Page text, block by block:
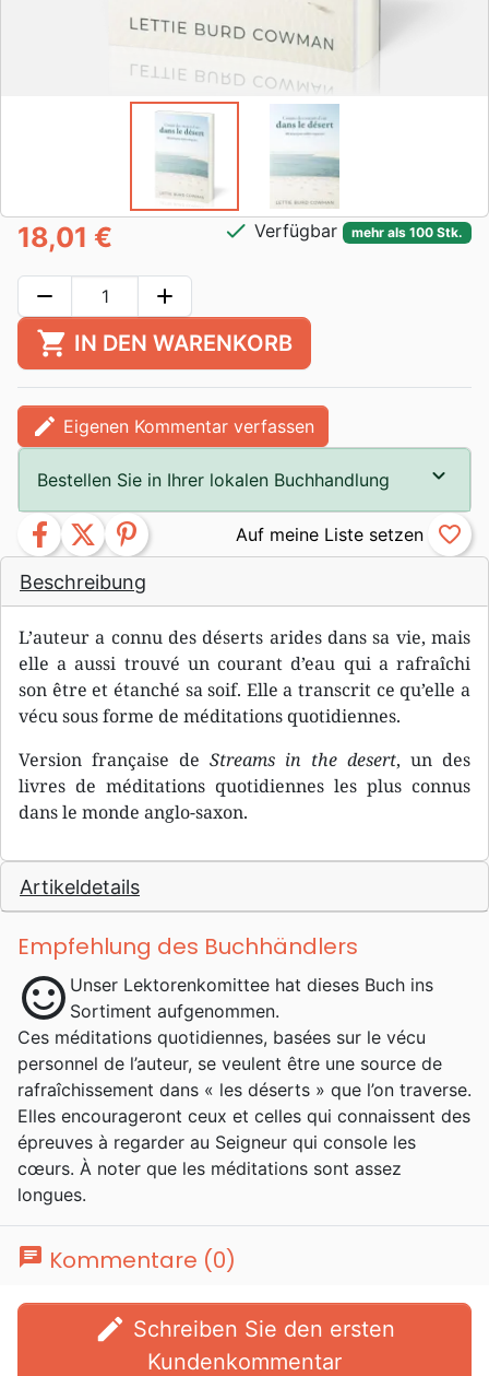
Beschreibung
L’auteur a connu des déserts arides dans sa vie, mais
elle a aussi trouvé un courant d’eau qui a rafraîchi
son être et étanché sa soif. Elle a transcrit ce qu’elle a
vécu sous forme de méditations quotidiennes.
Version française de Streams in the desert, un des
livres de méditations quotidiennes les plus connus
dans le monde anglo-saxon.
Artikeldetails
Empfehlung des Buchhändlers
sentiment_satisfied Unser Lektorenkomittee hat dieses Buch ins
Sortiment aufgenommen.
Ces méditations quotidiennes, basées sur le vécu
personnel de l’auteur, se veulent être une source de
rafraîchissement dans « les déserts » que l’on traverse.
Elles encourageront ceux et celles qui connaissent des
épreuves à regarder au Seigneur qui console les
cœurs. À noter que les méditations sont assez
longues.
18,01 € check Verfügbar mehr als 100 Stk.
remove add
shopping_cart IN DEN WARENKORB
edit Eigenen Kommentar verfassen
Bestellen Sie in Ihrer lokalen Buchhandlung
facebook twitter pinterest favorite_border
chat Kommentare (0)
edit
Kundenkommentar